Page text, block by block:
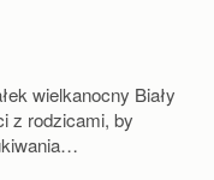
wielkanocny Biały
z rodzicami, by